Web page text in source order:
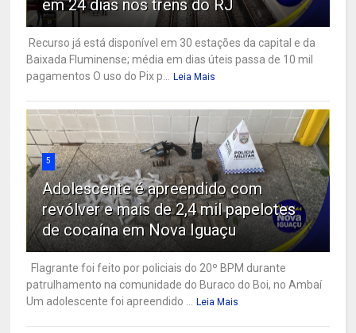
em 24 dias nos trens do RJ
Recurso já está disponível em 30 estações da capital e da
Baixada Fluminense; média em dias úteis passa de 10 mil
pagamentos O uso do Pix p...
Leia Mais
5
Adolescente é apreendido com
revólver e mais de 2,4 mil papelotes
de cocaína em Nova Iguaçu
Flagrante foi feito por policiais do 20º BPM durante
patrulhamento na comunidade do Buraco do Boi, no Ambaí
Um adolescente foi apreendido ...
Leia Mais